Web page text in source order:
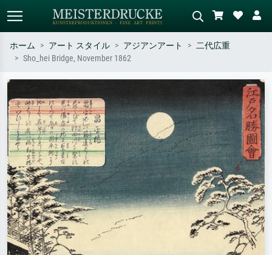
– 例：モネ、星月夜、印象派、北
斎の波、ヌード。
シーンを説明してください – 例：
緑の草原、赤の多い抽象画、暗い
油絵、木のそばの立ち姿のヌー
ホーム アート スタイル アジアンアート
二代広重
Sho_hei Bridge, November 1862